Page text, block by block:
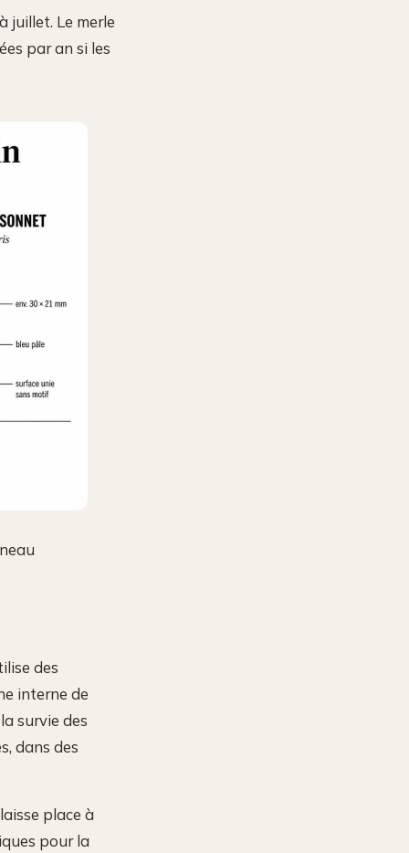
juillet. Le merle
par an si les
des
interne de
survie des
dans des
place à
pour la